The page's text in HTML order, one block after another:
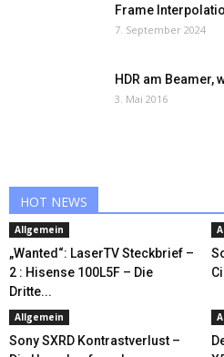
Frame
7. September 2024
HDR am Beamer,
3. Mai 2016
HOT NEWS
Allgemein
„Wanted“: LaserTV Steckbrief –
2 : Hisense 100L5F – Die
Dritte...
Allgemein
Sony SXRD Kontrastverlust –